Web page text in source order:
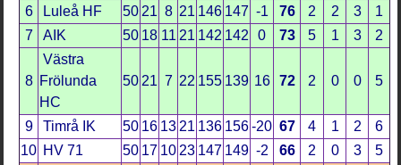
6 Luleå HF 50 21 8 21 146 147 -1 76 2 2 3
1
7
AIK 50 18 11 21 142 142 0 73 5 1 3 2
8
Västra
Frölunda
HC
50 21 7 22 155 139 16 72 2 0 0 5
9 Timrå IK 50 16 13 21 136 156 -20 67 4 1 2
6
10 HV 71 50 17 10 23 147 149 -2 66 2 0 3 5